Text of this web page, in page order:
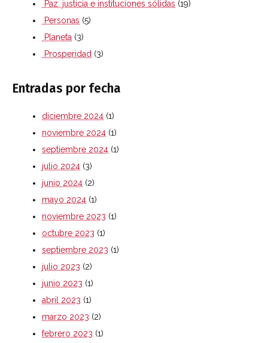
Paz, justicia e instituciones sólidas (19)
Personas (5)
Planeta (3)
Prosperidad (3)
Entradas por fecha
diciembre 2024 (1)
noviembre 2024 (1)
septiembre 2024 (1)
julio 2024 (3)
junio 2024 (2)
mayo 2024 (1)
noviembre 2023 (1)
octubre 2023 (1)
septiembre 2023 (1)
julio 2023 (2)
junio 2023 (1)
abril 2023 (1)
marzo 2023 (2)
febrero 2023 (1)